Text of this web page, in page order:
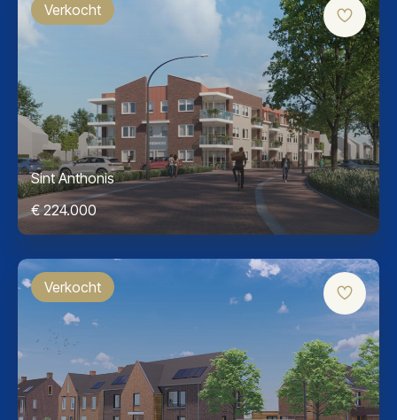
Verkocht
Sint Anthonis
€ 224.000
Verkocht